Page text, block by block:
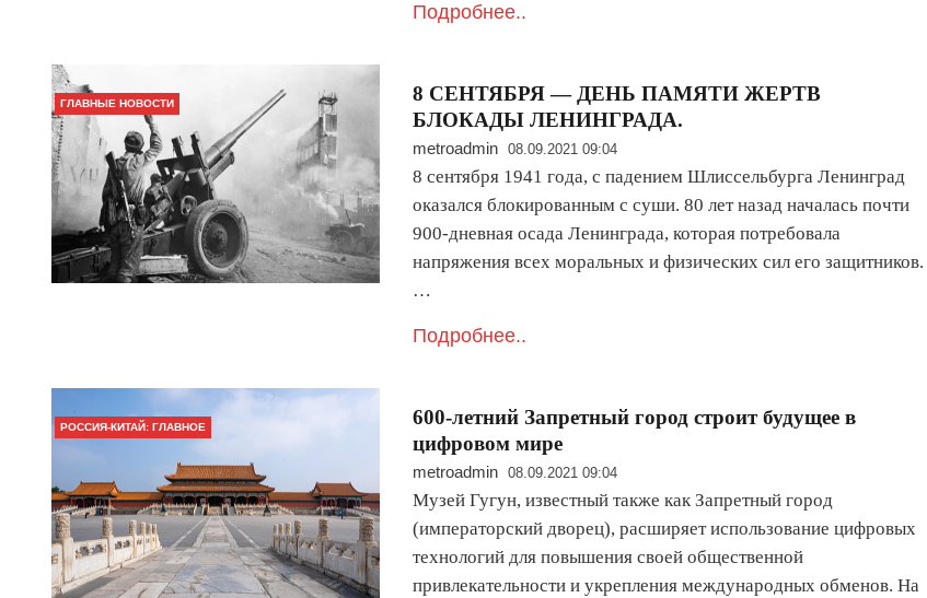
Подробнее..
ГЛАВНЫЕ НОВОСТИ
8 СЕНТЯБРЯ — ДЕНЬ ПАМЯТИ ЖЕРТВ
БЛОКАДЫ ЛЕНИНГРАДА.
metroadmin 08.09.2021 09:04
8 сентября 1941 года, с падением Шлиссельбурга Ленинград
оказался блокированным с суши. 80 лет назад началась почти
900-дневная осада Ленинграда, которая потребовала
напряжения всех моральных и физических сил его защитников.
…
Подробнее..
РОССИЯ-КИТАЙ: ГЛАВНОЕ
600-летний Запретный город строит будущее в
цифровом мире
metroadmin 08.09.2021 09:04
Музей Гугун, известный также как Запретный город
(императорский дворец), расширяет использование цифровых
технологий для повышения своей общественной
привлекательности и укрепления международных обменов. На